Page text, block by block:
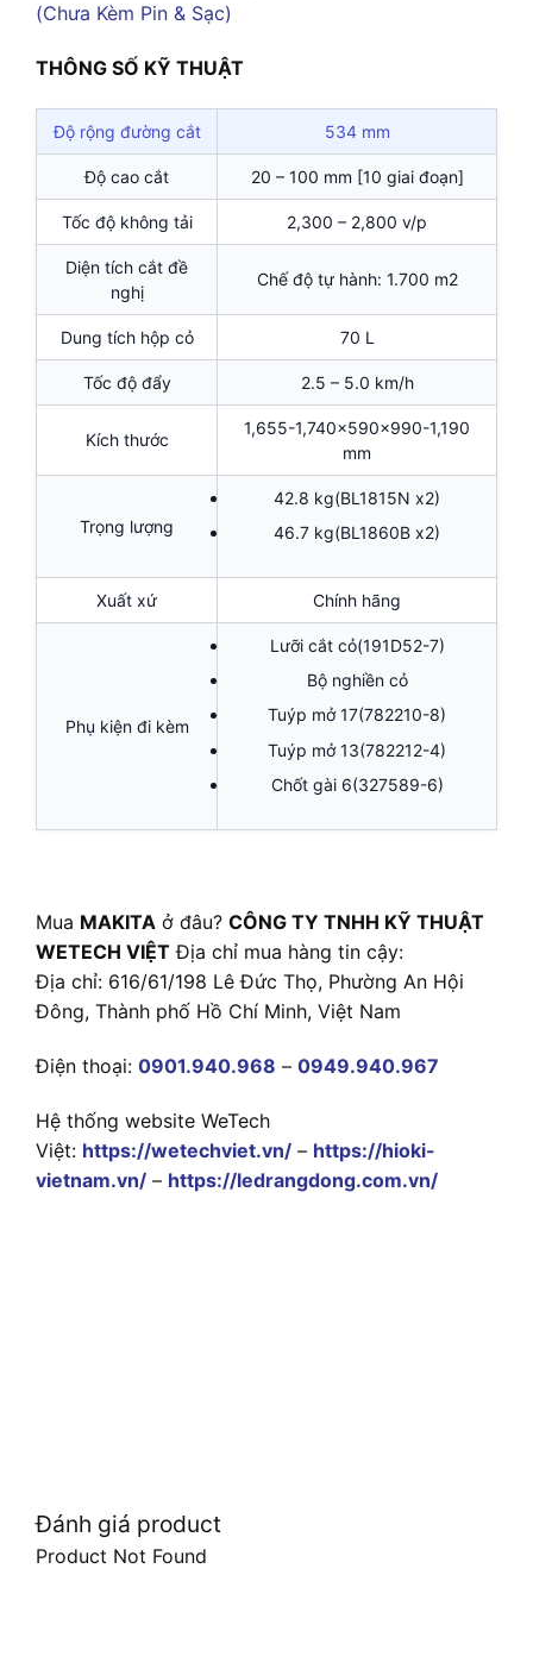
THÔNG SỐ KỸ THUẬT
Độ rộng đường cắt 534 mm
Độ cao cắt 20 – 100 mm [10 giai đoạn]
Tốc độ không tải 2,300 – 2,800 v/p
Diện tích cắt đề
nghị
Chế độ tự hành: 1.700 m2
Dung tích hộp cỏ 70 L
Tốc độ đẩy 2.5 – 5.0 km/h
Kích thước
1,655-1,740x590x990-1,190
mm
Trọng lượng
42.8 kg(BL1815N x2)
46.7 kg(BL1860B x2)
Xuất xứ Chính hãng
Phụ kiện đi kèm
Lưỡi cắt cỏ(191D52-7)
Bộ nghiền cỏ
Tuýp mở 17(782210-8)
Tuýp mở 13(782212-4)
Chốt gài 6(327589-6)
Mua MAKITA ở đâu? CÔNG TY TNHH KỸ THUẬT
WETECH VIỆT Địa chỉ mua hàng tin cậy:
Địa chỉ: 616/61/198 Lê Đức Thọ, Phường An Hội
Đông, Thành phố Hồ Chí Minh, Việt Nam
Điện thoại: 0901.940.968 – 0949.940.967
Hệ thống website WeTech
Việt: https://wetechviet.vn/ – https://hioki-
vietnam.vn/ – https://ledrangdong.com.vn/
Đánh giá product
Product Not Found